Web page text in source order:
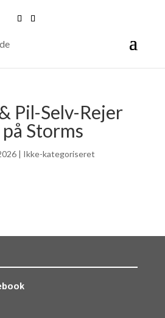
Pil-Selv-Rejer
Storms
| Ikke-kategoriseret